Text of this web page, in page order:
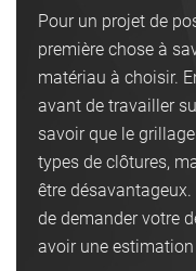
Pour un projet de
première chose à
matériau à choisir.
avant de travailler
savoir que le
types de clôtures,
être désavantageux.
de demander votre
avoir une